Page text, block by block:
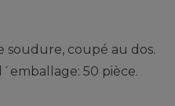
soudure, coupé au dos.
50 pièce.